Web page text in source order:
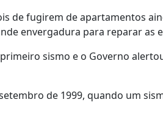
de fugirem de apartamentos
envergadura para reparar as
sismo e o Governo
de 1999, quando um